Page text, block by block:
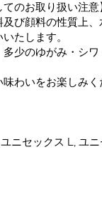
のお取り扱い注意
び顔料の性質上
たします。
少のゆがみ・シ
わいをお楽しみく
ニセックス L, ユ